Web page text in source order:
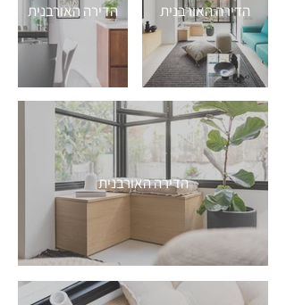
הדירה האורבנית הדירה האורבנית
הדירה האורבנית